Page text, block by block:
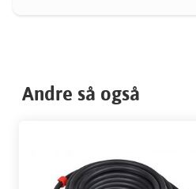
Andre så også